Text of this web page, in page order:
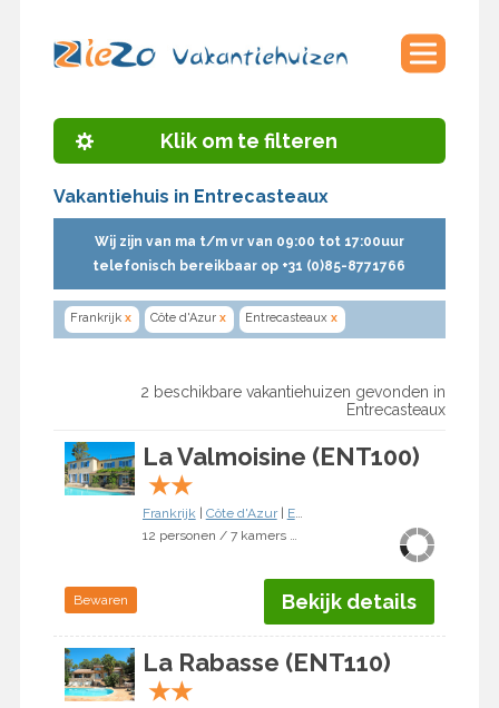
Klik om te filteren
Vakantiehuis in Entrecasteaux
Wij zijn van ma t/m vr van 09:00 tot 17:00uur
telefonisch bereikbaar op +31 (0)85-8771766
Frankrijk x Côte d'Azur x Entrecasteaux x
2 beschikbare vakantiehuizen gevonden in
Entrecasteaux
La Valmoisine (ENT100)
★★
Frankrijk Côte d'Azur| Entrecasteaux
12 personen / 7 kamers / 6 slaapkamers
Bewaren Bekijk details
La Rabasse (ENT110)
★★